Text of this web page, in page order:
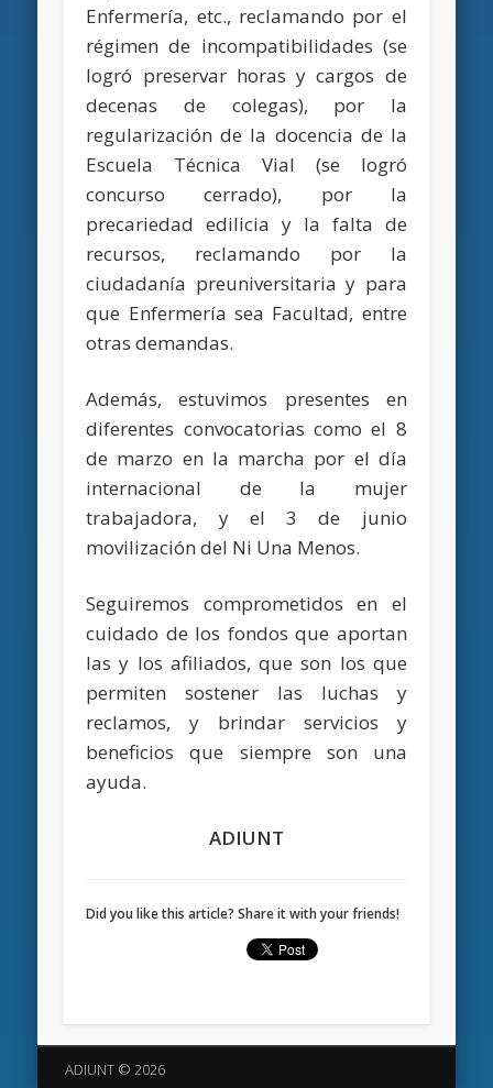
Enfermería, etc., reclamando por el
régimen de incompatibilidades (se
logró preservar horas y cargos de
decenas de colegas), por la
regularización de la docencia de la
Escuela Técnica Vial (se logró
concurso cerrado), por la
precariedad edilicia y la falta de
recursos, reclamando por la
ciudadanía preuniversitaria y para
que Enfermería sea Facultad, entre
otras demandas.
Además, estuvimos presentes en
diferentes convocatorias como el 8
de marzo en la marcha por el día
internacional de la mujer
trabajadora, y el 3 de junio
movilización del Ni Una Menos.
Seguiremos comprometidos en el
cuidado de los fondos que aportan
las y los afiliados, que son los que
permiten sostener las luchas y
reclamos, y brindar servicios y
beneficios que siempre son una
ayuda.
ADIUNT
Did you like this article? Share it with your friends!
ADIUNT © 2026